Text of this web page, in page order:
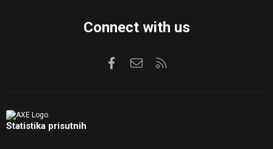
Connect with us
FacebookKontaktirajte nas
Statistika prisutnih